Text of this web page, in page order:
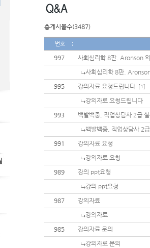
총게시물수(3487)
번호
997
사회심리학 8판. Aronson
사회심리학 8판.
995
강의자료 요청드립니다 [1]
강의자료 요청드립니다
993
백발백중, 직업상담사 2급
백발백중, 직업상담사 2
991
강의자료 요청
강의자료 요청
989
강의 ppt요청
강의 ppt요청
987
강의자료
강의자료
985
강의자료 문의
강의자료 문의